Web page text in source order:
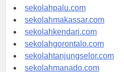
sekolahsurabaya.com
sekolahpalu.com
sekolahmakassar.com
sekolahkendari.com
sekolahgorontalo.com
sekolahtanjungselor.com